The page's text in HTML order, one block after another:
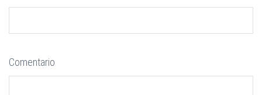
Comentario